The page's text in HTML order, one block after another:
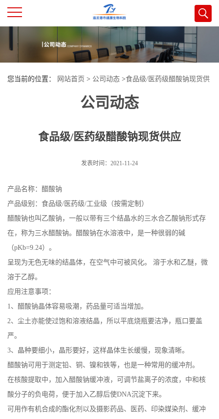
司
介
绍
公
司
动
态
展
厅
您当前的位置： 网站首页 > 公司动态 >食品级/医药级醋酸钠现货供
公司动态
食品级/医药级醋酸钠现货供应
发表时间：2021-11-24
产品名称：醋酸钠
产品级别：食品级/医药级/工业级（按需定制）
醋酸钠也叫乙酸钠，一般以带有三个结晶水的三水合乙酸钠形式存
在，称为三水醋酸钠。醋酸钠在水溶液中，是一种很弱的碱
（pKb=9.24）。
呈现为无色无味的结晶体，在空气中可被风化。 溶于水和乙醚，微
溶于乙醇。
应用注意事项：
1、醋酸钠晶体容易吸潮，药品量可适当增加。
2、尘土亦能使过饱和溶液结晶，所以平底烧瓶要洁净，瓶口要盖
严。
3、晶种要细小，晶形要好，这样晶体生长缓慢，现象清晰。
醋酸钠可用于测定铅、铜、镍和铁等，也是一种常用的缓冲剂。
在核酸提取中，加入醋酸钠缓冲液，可调节盐离子的浓度，中和核
酸分子的负电荷，便于加入乙醇后使DNA沉淀下来。
可用作有机合成的酯化剂以及摄影药品、医药、印染媒染剂、缓冲